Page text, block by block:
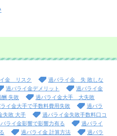
金 リスク
過バライ金 失 敗しな
過バライ金デメリット
過バライ金
酬 失敗
過バライ金大手 大失敗
イ金大手で手数料費用失敗
過バラ
失敗 大手
過バライ金失敗手数料口コ
ライ金影響で影響力有る
過バライ
過バライ金 計算方法
過バラ